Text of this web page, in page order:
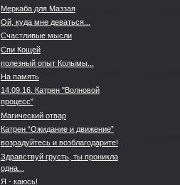
Меркаба для Маззая
Ой, куда мне деваться...
Счастливые мысли
Спи Кощей
полезный опыт Колымы...
На память
14.09.16. Катрен "Волновой
процесс"
Магический отвар
Катрен “Ожидание и движение”
возрадуйтесь и возблагодарите!
Здравствуй грусть, ты проникла
одна...
Я - каюсь!